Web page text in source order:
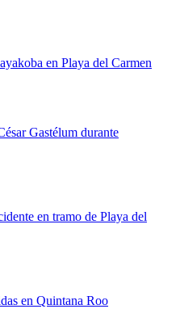
en Playa del Carmen
Gastélum durante
en tramo de Playa del
en Quintana Roo